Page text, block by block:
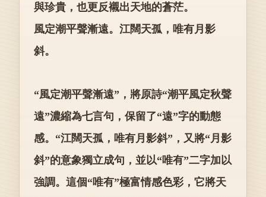
與珍貴，也更反襯出天地的蒼茫。
風定潮平聲漸遠。江闊天孤，唯有月影
斜。
“風定潮平聲漸遠”，將原詩“潮平風定秋聲
遠”濃縮為七言句，保留了“遠”字的動態
感。“江闊天孤，唯有月影斜”，又將“月影
斜”的意象獨立成句，並以“唯有”二字加以
強調。這個“唯有”極富情感色彩，它將天